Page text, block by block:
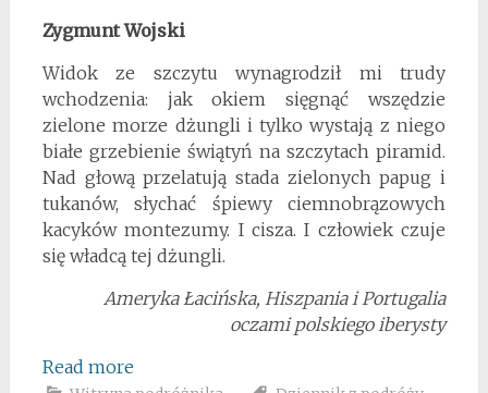
Zygmunt Wojski
Widok ze szczytu wynagrodził mi trudy
wchodzenia: jak okiem sięgnąć wszędzie
zielone morze dżungli i tylko wystają z niego
białe grzebienie świątyń na szczytach piramid.
Nad głową przelatują stada zielonych papug i
tukanów, słychać śpiewy ciemnobrązowych
kacyków montezumy. I cisza. I człowiek czuje
się władcą tej dżungli.
Ameryka Łacińska, Hiszpania i Portugalia
oczami polskiego iberysty
Read more